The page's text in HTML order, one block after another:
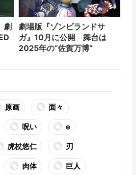
劇
劇場版『ゾンビランドサ
ガ』10月に公開 舞台は
2025年の“佐賀万博”
原画 面々
呪い e
虎杖悠仁 刃
肉体 巨人